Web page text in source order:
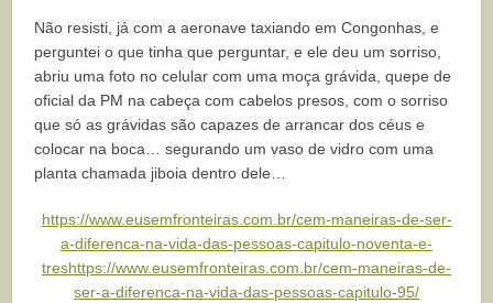
Não resisti, já com a aeronave taxiando em Congonhas, e
perguntei o que tinha que perguntar, e ele deu um sorriso,
abriu uma foto no celular com uma moça grávida, quepe de
oficial da PM na cabeça com cabelos presos, com o sorriso
que só as grávidas são capazes de arrancar dos céus e
colocar na boca… segurando um vaso de vidro com uma
planta chamada jiboia dentro dele…
https://www.eusemfronteiras.com.br/cem-maneiras-de-ser-
a-diferenca-na-vida-das-pessoas-capitulo-noventa-e-
treshttps://www.eusemfronteiras.com.br/cem-maneiras-de-
ser-a-diferenca-na-vida-das-pessoas-capitulo-95/